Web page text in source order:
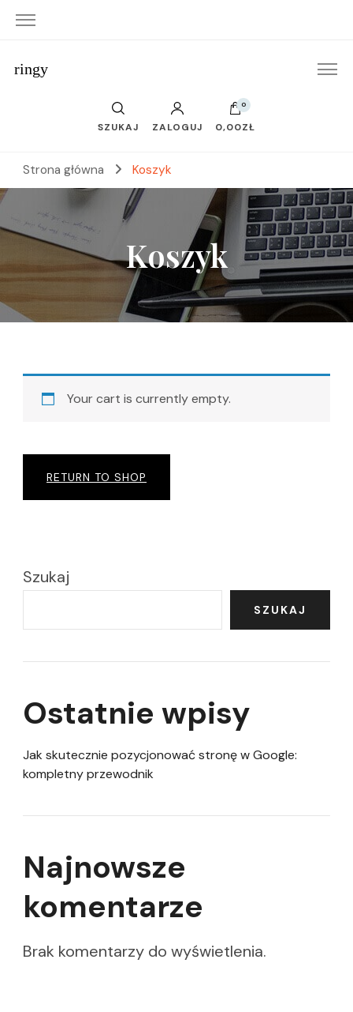
ringy
SZUKAJ ZALOGUJ
0
0,00ZŁ
Strona główna Koszyk
Koszyk
Your cart is currently empty.
RETURN TO SHOP
Szukaj
SZUKAJ
Ostatnie wpisy
Jak skutecznie pozycjonować stronę w Google:
kompletny przewodnik
Najnowsze
komentarze
Brak komentarzy do wyświetlenia.